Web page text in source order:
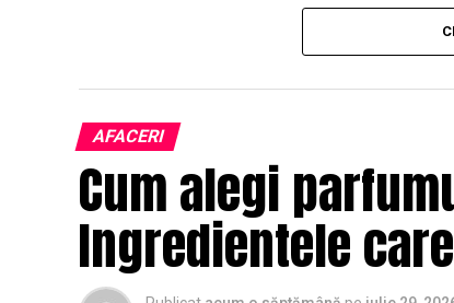
procesul de navigare. O experiență
Designul profesional influențează
transmite seriozitate și atenție la
vizitatori să găsească rapid
afacerea.
Conținutul are un rol esențial în
informative, studiile de caz și
AFACERI
Cum alegi
Ingredientele